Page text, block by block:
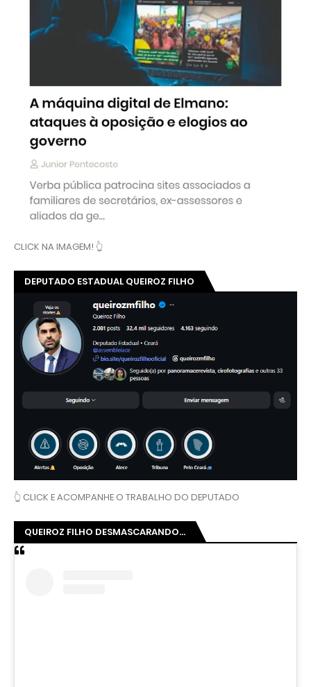
CLICK NA IMAGEM! 👆
DEPUTADO ESTADUAL QUEIROZ FILHO
👆 CLICK E ACOMPANHE O TRABALHO DO DEPUTADO
QUEIROZ FILHO DESMASCARANDO...